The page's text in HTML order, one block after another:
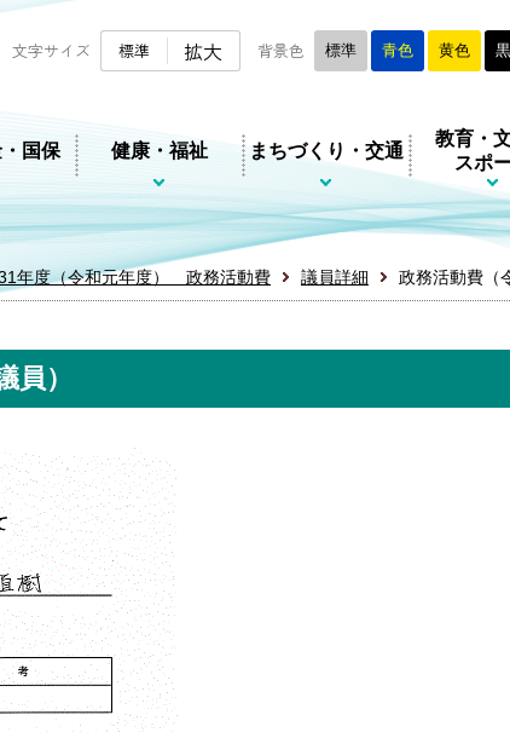
ジ
文字サイズ 標準 拡大 背景色 標準 青色 黄色
国保 健康・福祉 まちづくり・交通
教育・
スポ
年度（令和元年度） 政務活動費 議員詳細 政務活動費
）